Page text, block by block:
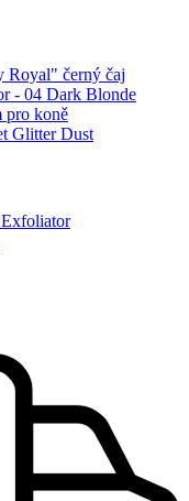
černý čaj
- 04 Dark Blonde
pro koně
Glitter Dust